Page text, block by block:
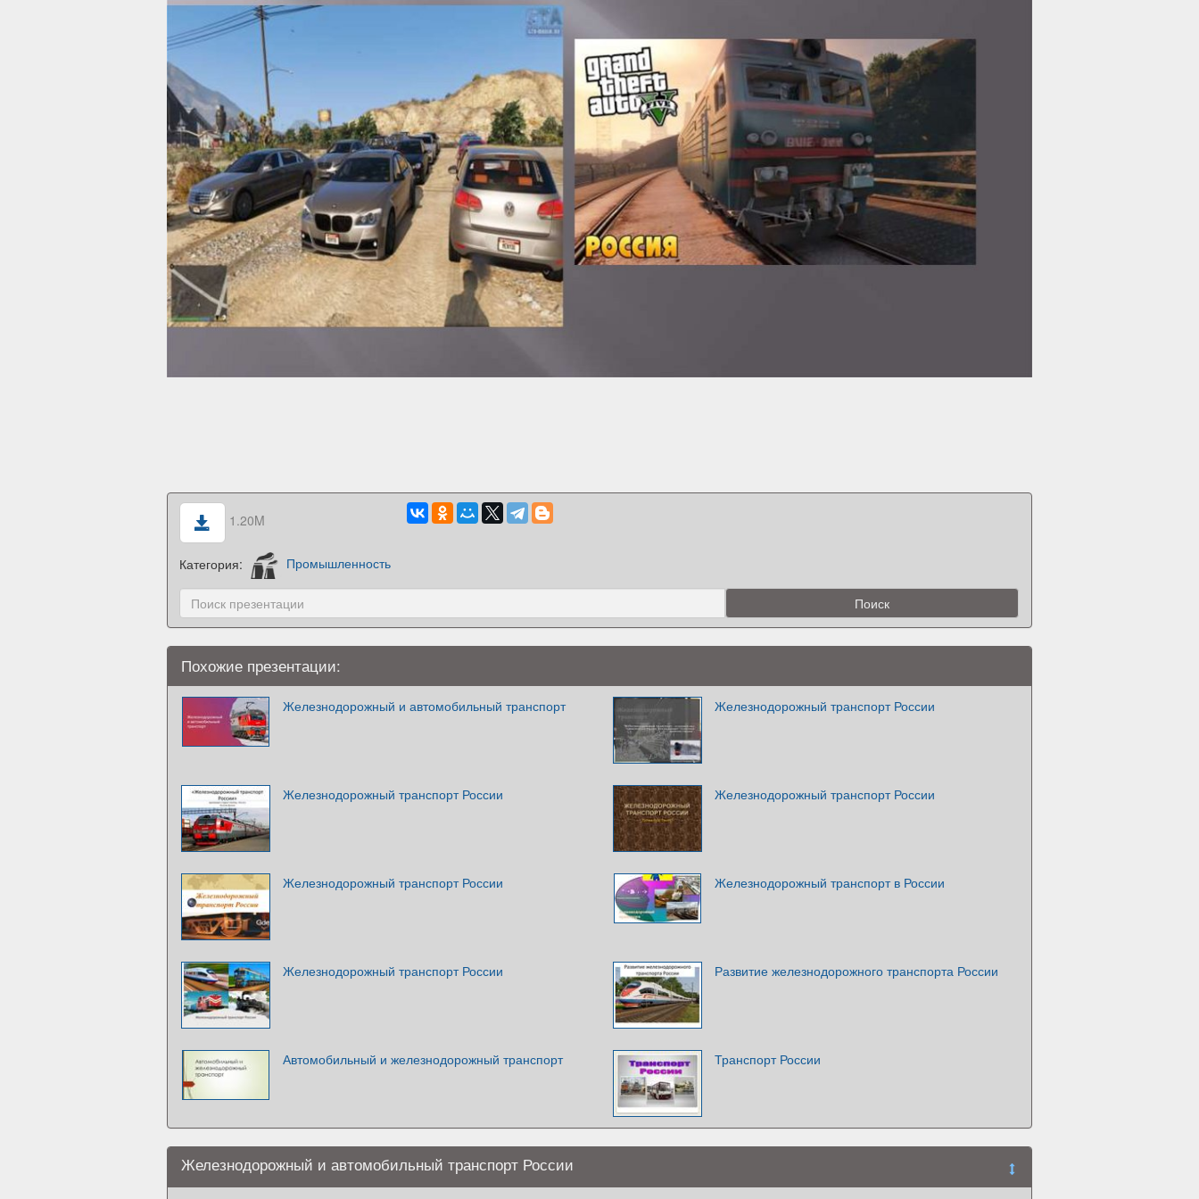
1.20M
Категория: Промышленность
Похожие презентации:
Железнодорожный и автомобильный транспорт Железнодорожный транспорт России
Железнодорожный транспорт России Железнодорожный транспорт России
Железнодорожный транспорт России Железнодорожный транспорт в России
Железнодорожный транспорт России Развитие железнодорожного транспорта России
Автомобильный и железнодорожный транспорт Транспорт России
Железнодорожный и автомобильный транспорт России